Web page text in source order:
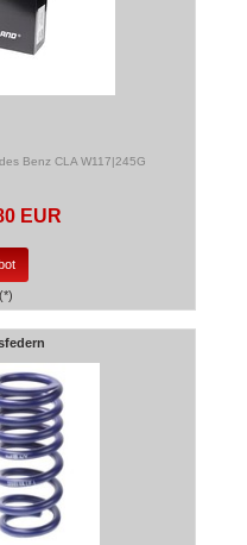
Benz CLA W117|245G
EUR